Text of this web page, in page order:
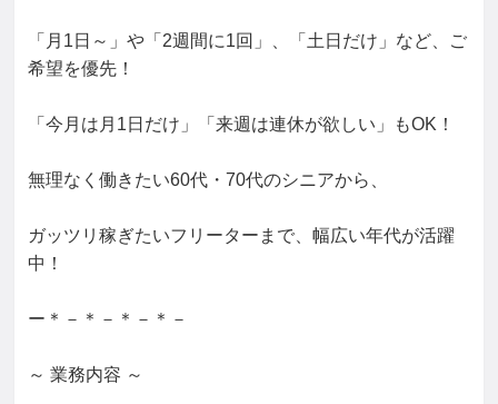
「月1日～」や「2週間に1回」、「土日だけ」など、ご
希望を優先！
「今月は月1日だけ」「来週は連休が欲しい」もOK！
無理なく働きたい60代・70代のシニアから、
ガッツリ稼ぎたいフリーターまで、幅広い年代が活躍
中！
ー＊－＊－＊－＊－
～ 業務内容 ～